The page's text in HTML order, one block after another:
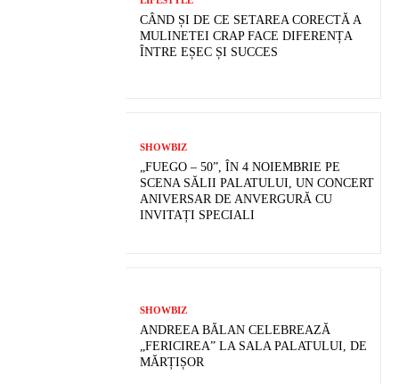
CÂND ȘI DE CE SETAREA CORECTĂ A
MULINETEI CRAP FACE DIFERENȚA
ÎNTRE EȘEC ȘI SUCCES
SHOWBIZ
„FUEGO – 50”, ÎN 4 NOIEMBRIE PE
SCENA SĂLII PALATULUI, UN CONCERT
ANIVERSAR DE ANVERGURĂ CU
INVITAȚI SPECIALI
SHOWBIZ
ANDREEA BĂLAN CELEBREAZĂ
„FERICIREA” LA SALA PALATULUI, DE
MĂRȚIȘOR